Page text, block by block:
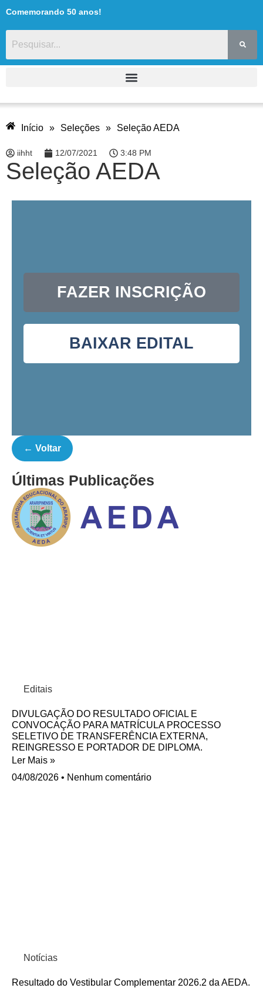
Comemorando 50 anos!
Início » Seleções » Seleção AEDA
iihht 12/07/2021 3:48 PM
Seleção AEDA
FAZER INSCRIÇÃO
BAIXAR EDITAL
← Voltar
Últimas Publicações
Editais
DIVULGAÇÃO DO RESULTADO OFICIAL E
CONVOCAÇÃO PARA MATRÍCULA PROCESSO
SELETIVO DE TRANSFERÊNCIA EXTERNA,
REINGRESSO E PORTADOR DE DIPLOMA.
Ler Mais »
04/08/2026
Nenhum comentário
Notícias
Resultado do Vestibular Complementar 2026.2 da AEDA.